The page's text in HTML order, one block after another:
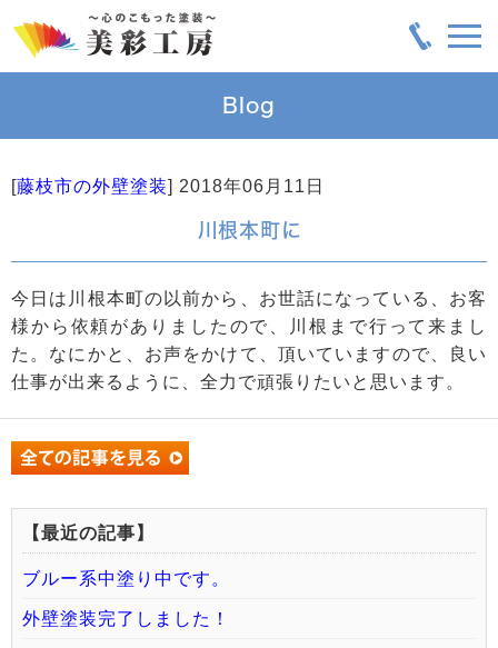
Blog
[藤枝市の外壁塗装] 2018年06月11日
川根本町に
今日は川根本町の以前から、お世話になっている、お客
様から依頼がありましたので、川根まで行って来まし
た。なにかと、お声をかけて、頂いていますので、良い
仕事が出来るように、全力で頑張りたいと思います。
【最近の記事】
ブルー系中塗り中です。
外壁塗装完了しました！